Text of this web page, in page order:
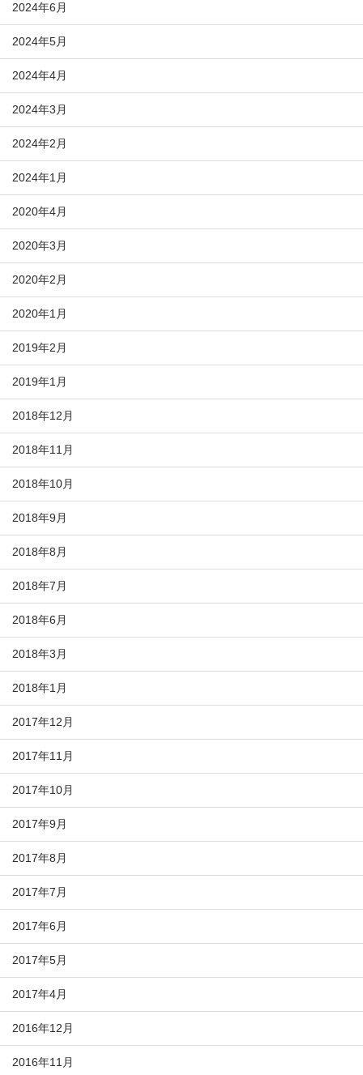
2024年6月
2024年5月
2024年4月
2024年3月
2024年2月
2024年1月
2020年4月
2020年3月
2020年2月
2020年1月
2019年2月
2019年1月
2018年12月
2018年11月
2018年10月
2018年9月
2018年8月
2018年7月
2018年6月
2018年3月
2018年1月
2017年12月
2017年11月
2017年10月
2017年9月
2017年8月
2017年7月
2017年6月
2017年5月
2017年4月
2016年12月
2016年11月